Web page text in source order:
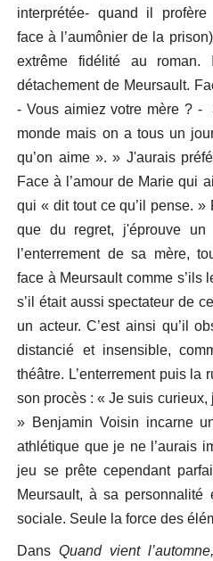
interprétée- quand il profère
face à l’aumônier de la
extrême fidélité au roman.
détachement de Meursault.
- Vous aimiez votre mère ? -
monde mais on a tous un
qu’on aime ». » J'aurais
Face à l’amour de Marie qui
qui « dit tout ce qu’il pense.
que du regret, j'éprouve
l’enterrement de sa mère,
face à Meursault comme s’ils
s’il était aussi spectateur de
un acteur. C’est ainsi qu’il
distancié et insensible,
théâtre. L’enterrement puis la
son procès : « Je suis
» Benjamin Voisin incarne
athlétique que je ne l’aurais
jeu se prête cependant
Meursault, à sa
sociale. Seule la force des
DansQuand vient l’automne,